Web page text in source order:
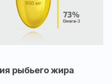
рыбьего жира